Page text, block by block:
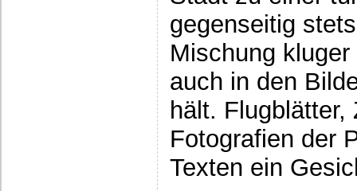
gegenseitig
Mischung
auch in den
hält. Flugblätter,
Fotografien der
Texten ein